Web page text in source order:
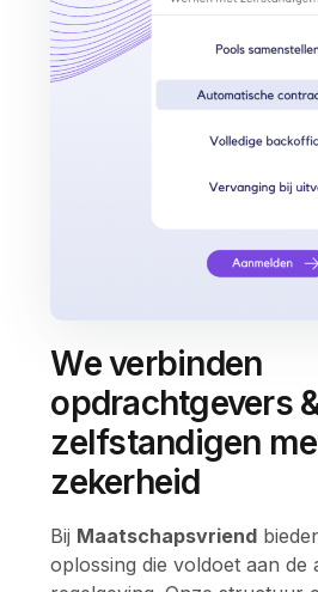
We verbinden
opdrachtgevers
zelfstandigen
zekerheid
Bij Maatschapsvriend
oplossing die voldoet aan de